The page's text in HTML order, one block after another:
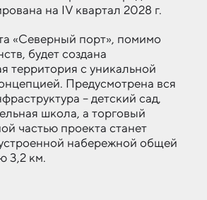
на IV квартал 2028 г.
«Северный порт», помимо
будет создана
территория с уникальной
Предусмотрена вся
– детский сад,
школа, а торговый
частью проекта станет
набережной общей
3,2 км.